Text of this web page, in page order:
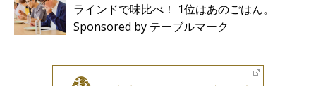
ラインドで味比べ！ 1位はあのごはん。
Sponsored by テーブルマーク